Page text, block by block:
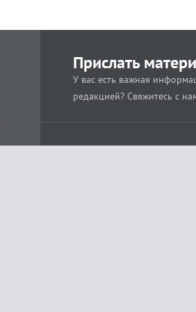
Прислать
У вас есть важная
редакцией? Свяжитесь с